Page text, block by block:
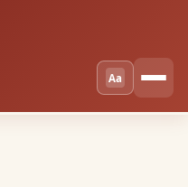
Aa